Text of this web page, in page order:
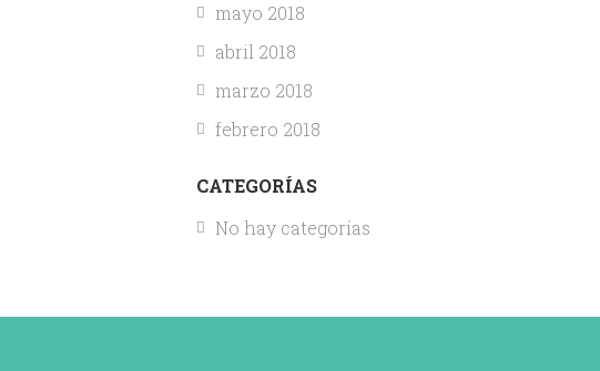
mayo 2018
abril 2018
marzo 2018
febrero 2018
CATEGORÍAS
No hay categorías